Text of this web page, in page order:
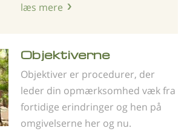
læs mere
Objektiverne
Objektiver er procedurer, der
leder din opmærksomhed væk fra
fortidige erindringer og hen på
omgivelserne her og nu.